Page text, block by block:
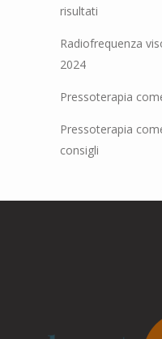
risultati
Radiofrequenza
2024
Pressoterapia
Pressoterapia
consigli